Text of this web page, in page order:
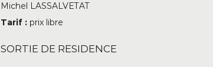
Michel LASSALVETAT
Tarif : prix libre
SORTIE DE RESIDENCE